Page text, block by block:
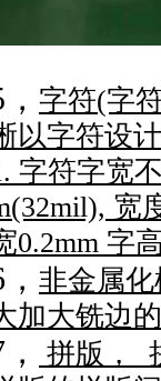
字符(字
以字符设
字符字宽
宽
0.2mm 字
非金属
加大铣边
拼版，